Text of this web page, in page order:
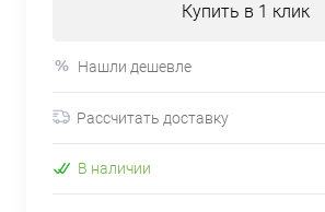
Купить в 1 клик
Нашли дешевле
Рассчитать доставку
В наличии